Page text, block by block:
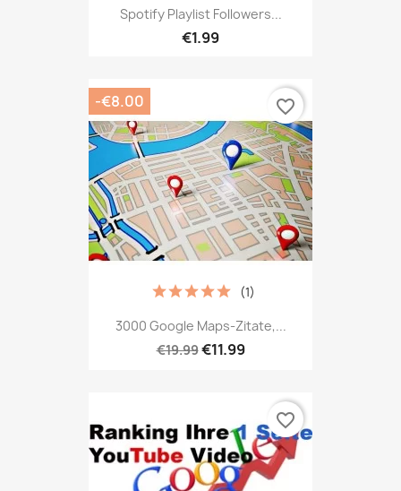
Spotify Playlist Followers...
€1.99
3000 Google Maps-Zitate,...
€19.99€11.99
(1)
-€8.00 favorite_border
favorite_border